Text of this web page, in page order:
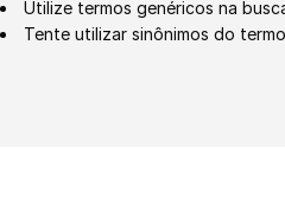
Utilize termos genéricos na
Tente utilizar sinônimos do